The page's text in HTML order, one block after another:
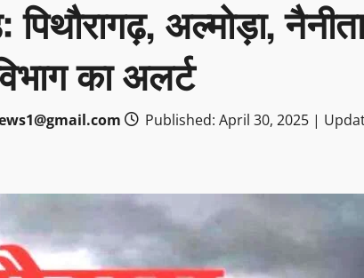
पिथौरागढ़, अल्मोड़ा,
का अलर्ट
Published: April 30, 2025 |